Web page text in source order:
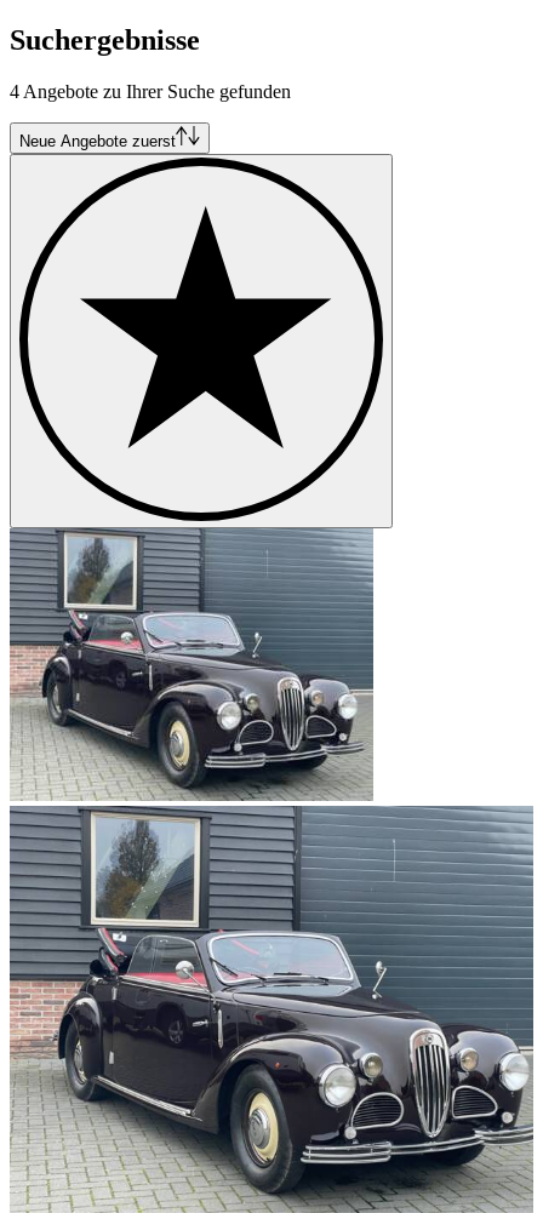
Suchergebnisse
4 Angebote zu Ihrer Suche gefunden
Neue Angebote zuerst